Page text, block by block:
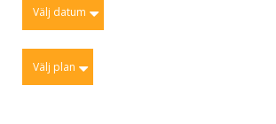
Välj datum
Välj plan